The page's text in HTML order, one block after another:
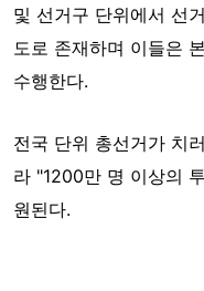
및 선거구 단위에서 선
도로 존재하며 이들은
수행한다.
전국 단위 총선거가 치
라 "1200만 명 이상의
원된다.